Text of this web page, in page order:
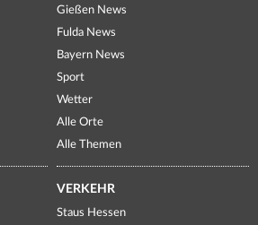
Gießen News
Fulda News
Bayern News
Sport
Wetter
Alle Orte
Alle Themen
VERKEHR
Staus Hessen